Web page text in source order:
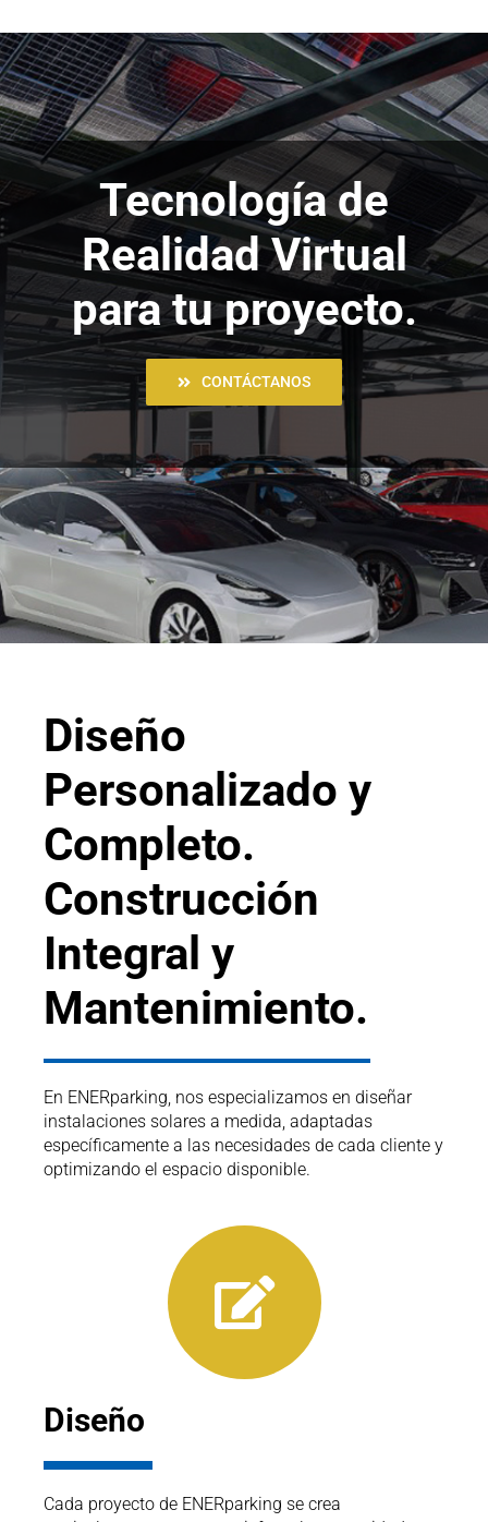
Tecnología de
Realidad Virtual
para tu proyecto.
CONTÁCTANOS
Diseño
Personalizado y
Completo.
Construcción
Integral y
Mantenimiento.
En ENERparking, nos especializamos en diseñar
instalaciones solares a medida, adaptadas
específicamente a las necesidades de cada cliente y
optimizando el espacio disponible.
Diseño
Cada proyecto de ENERparking se crea